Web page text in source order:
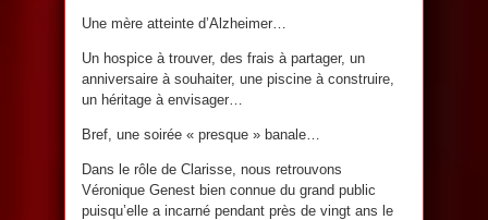
Une mère atteinte d’Alzheimer…
Un hospice à trouver, des frais à partager, un
anniversaire à souhaiter, une piscine à construire,
un héritage à envisager…
Bref, une soirée « presque » banale…
Dans le rôle de Clarisse, nous retrouvons
Véronique Genest bien connue du grand public
puisqu’elle a incarné pendant près de vingt ans le